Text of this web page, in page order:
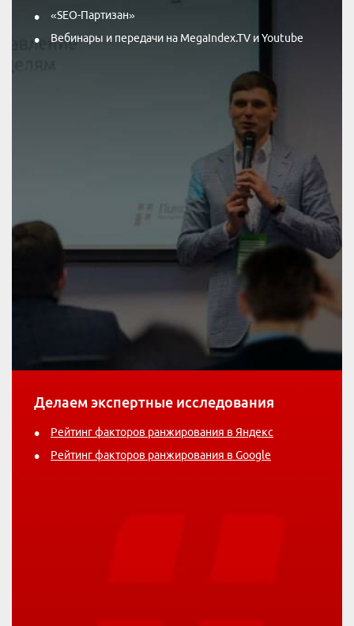
«SEO-Партизан»
Вебинары и передачи на MegaIndex.TV и Youtube
Делаем экспертные исследования
Рейтинг факторов ранжирования в Яндекс
Рейтинг факторов ранжирования в Google